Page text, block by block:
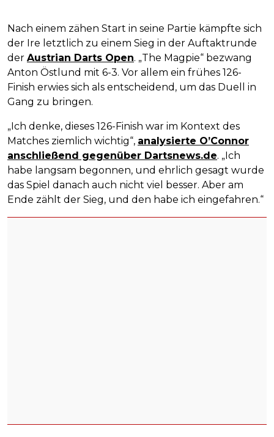
Nach einem zähen Start in seine Partie kämpfte sich
der Ire letztlich zu einem Sieg in der Auftaktrunde
der Austrian Darts Open. „The Magpie“ bezwang
Anton Östlund mit 6-3. Vor allem ein frühes 126-
Finish erwies sich als entscheidend, um das Duell in
Gang zu bringen.
„Ich denke, dieses 126-Finish war im Kontext des
Matches ziemlich wichtig“, analysierte O’Connor
anschließend gegenüber Dartsnews.de. „Ich
habe langsam begonnen, und ehrlich gesagt wurde
das Spiel danach auch nicht viel besser. Aber am
Ende zählt der Sieg, und den habe ich eingefahren.“